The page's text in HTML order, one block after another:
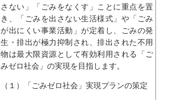
さない」「ごみをなくす」ことに重点を置
き、「ごみを出さない生活様式」や「ごみ
が出にくい事業活動」が定着し、ごみの発
生・排出が極力抑制され、排出された不用
物は最大限資源として有効利用される「ご
みゼロ社会」の実現を目指します。
（１）「ごみゼロ社会」実現プランの策定